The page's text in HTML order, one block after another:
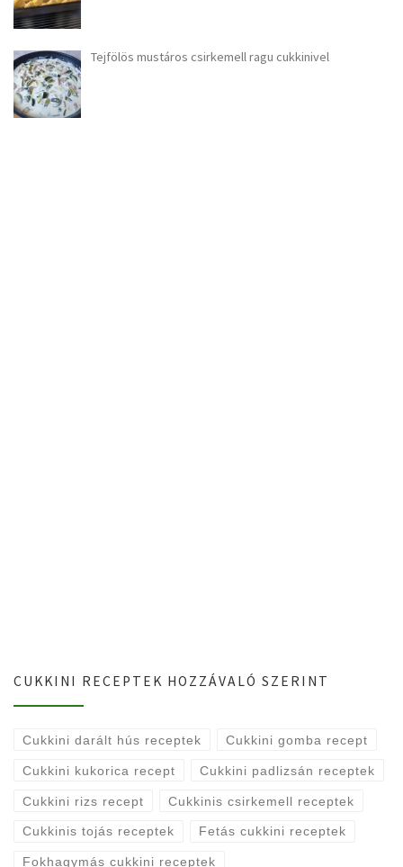
Tejfölös mustáros csirkemell ragu cukkinivel
CUKKINI RECEPTEK HOZZÁVALÓ SZERINT
Cukkini darált hús receptek Cukkini gomba recept
Cukkini kukorica recept Cukkini padlizsán receptek
Cukkini rizs recept Cukkinis csirkemell receptek
Cukkinis tojás receptek Fetás cukkini receptek
Fokhagymás cukkini receptek